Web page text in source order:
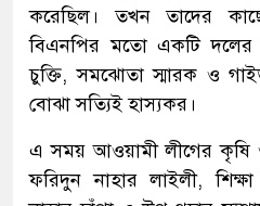
করেছিল। তখন তাদের
বিএনপির মতো একটি দলের
চুক্তি, সমঝোতা স্মারক ও
বোঝা সত্যিই হাস্যকর।
এ সময় আওয়ামী লীগের কৃষি
ফরিদুন নাহার লাইলী,